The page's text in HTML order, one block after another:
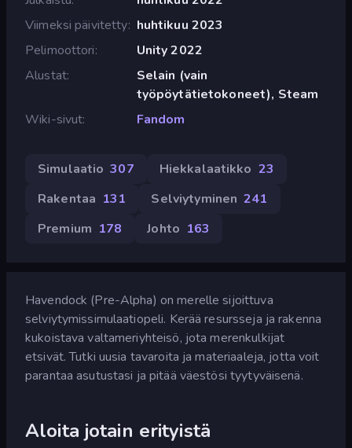
Viimeksi päivitetty huhtikuu 2023
Pelimoottori
Unity 2022
Alustat
Selain (vain
työpöytätietokoneet), Steam
Wiki-sivut
Fandom
Simulaatio 307 Hiekkalaatikko 23
Rakentaa 131 Selviytyminen 241
Premium 178 Johto 163
Havendock (Pre-Alpha) on merelle sijoittuva
selviytymissimulaatiopeli. Kerää resursseja ja rakenna
kukoistava valtameriyhteisö, jota merenkulkijat
etsivät. Tutki uusia tavaroita ja materiaaleja, jotta voit
parantaa asutustasi ja pitää väestösi tyytyväisenä.
Aloita jotain erityistä